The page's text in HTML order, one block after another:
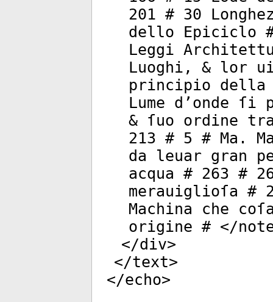
201 # 30
dello Epiciclo
Leggi
Luoghi, & lor
principio della
Lume d’onde
& ſuo ordine
213 # 5 # Ma.
da leuar gran
acqua # 263 #
merauiglioſa #
Machina che
origine # </
</div>
</text>
</echo>